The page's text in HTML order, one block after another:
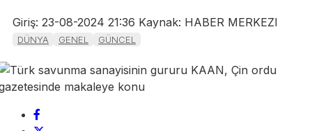
Giriş: 23-08-2024 21:36 Kaynak: HABER MERKEZI
DÜNYA GENEL GÜNCEL